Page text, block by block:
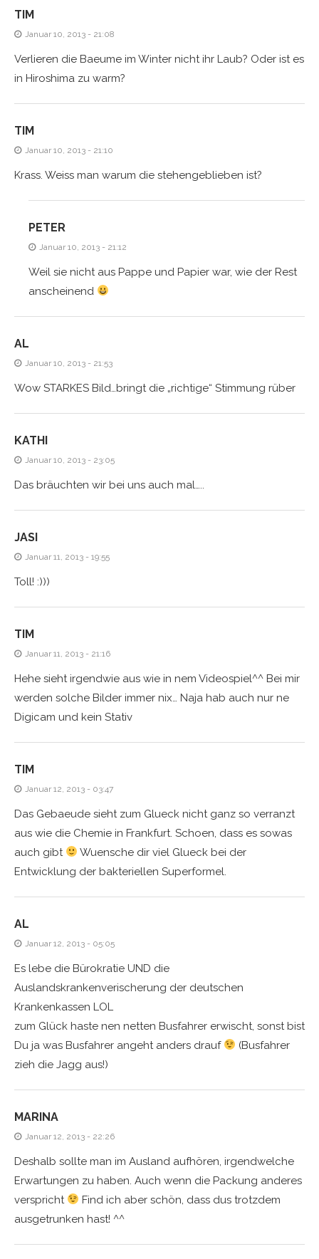
TIM
Januar 10, 2013 - 21:08
Verlieren die Baeume im Winter nicht ihr Laub? Oder ist es
in Hiroshima zu warm?
TIM
Januar 10, 2013 - 21:10
Krass. Weiss man warum die stehengeblieben ist?
PETER
Januar 10, 2013 - 21:12
Weil sie nicht aus Pappe und Papier war, wie der Rest
anscheinend
AL
Januar 10, 2013 - 21:53
Wow STARKES Bild…bringt die „richtige“ Stimmung rüber
KATHI
Januar 10, 2013 - 23:05
Das bräuchten wir bei uns auch mal…..
JASI
Januar 11, 2013 - 19:55
Toll! :)))
TIM
Januar 11, 2013 - 21:16
Hehe sieht irgendwie aus wie in nem Videospiel^^ Bei mir
werden solche Bilder immer nix… Naja hab auch nur ne
Digicam und kein Stativ
TIM
Januar 12, 2013 - 03:47
Das Gebaeude sieht zum Glueck nicht ganz so verranzt
aus wie die Chemie in Frankfurt. Schoen, dass es sowas
auch gibt
Wuensche dir viel Glueck bei der
Entwicklung der bakteriellen Superformel.
AL
Januar 12, 2013 - 05:05
Es lebe die Bürokratie UND die
Auslandskrankenverischerung der deutschen
Krankenkassen LOL
zum Glück haste nen netten Busfahrer erwischt, sonst bist
Du ja was Busfahrer angeht anders drauf
(Busfahrer
zieh die Jagg aus!)
MARINA
Januar 12, 2013 - 22:26
Deshalb sollte man im Ausland aufhören, irgendwelche
Erwartungen zu haben. Auch wenn die Packung anderes
verspricht
Find ich aber schön, dass dus trotzdem
ausgetrunken hast! ^^